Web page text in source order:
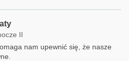
II
nam upewnić się, że nasze